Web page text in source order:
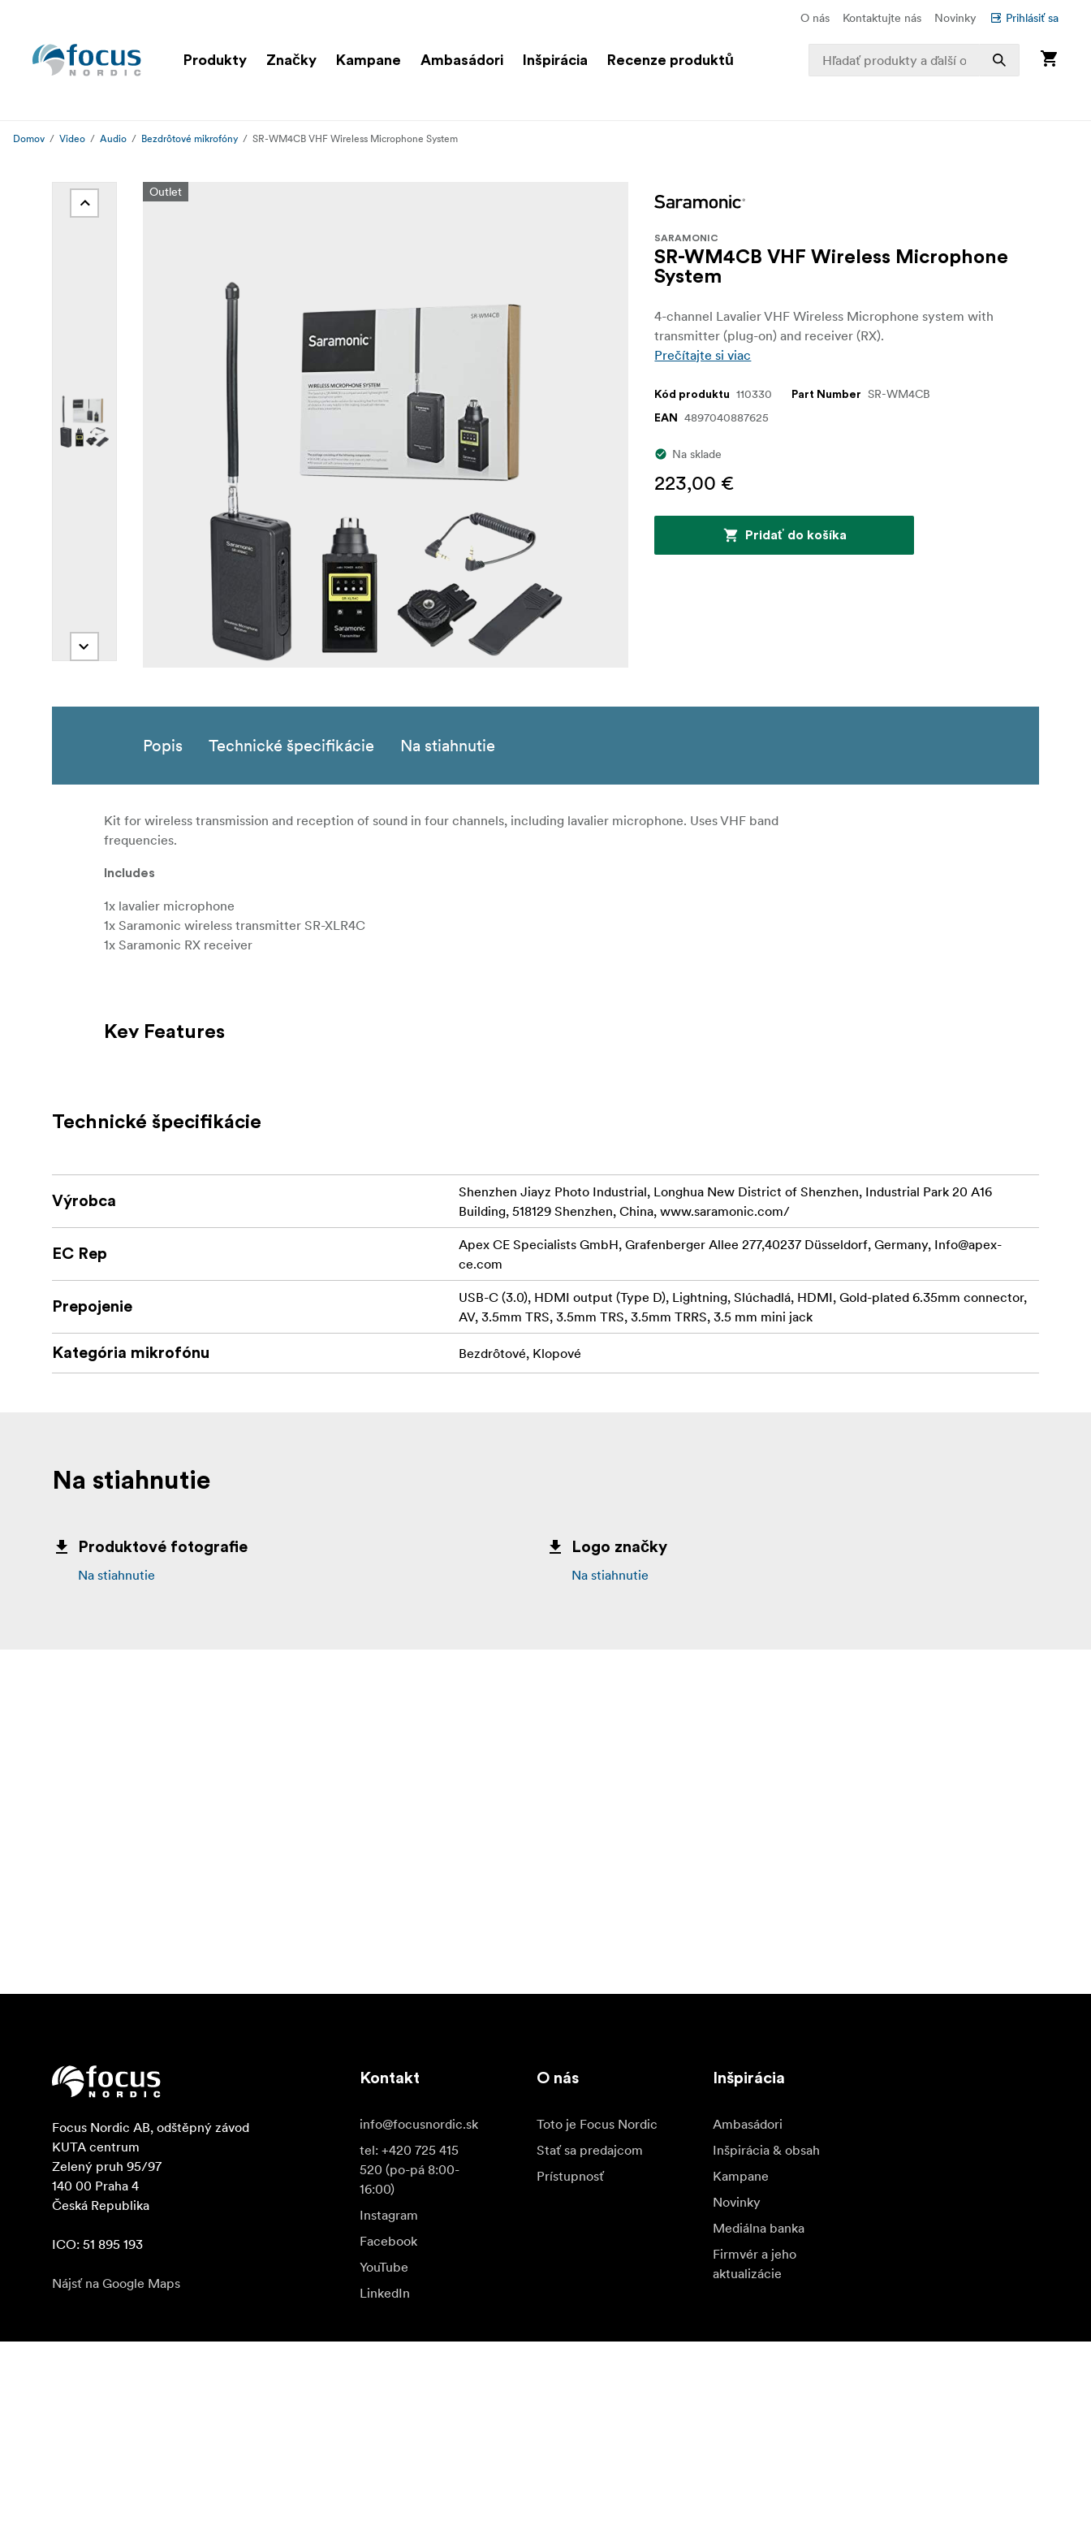
O nás Kontaktujte nás Novinky Prihlásiť sa
Produkty Značky Kampane Ambasádori Inšpirácia Recenze produktů
Domov Video Audio Bezdrôtové mikrofóny SR-WM4CB VHF Wireless Microphone System
Outlet
SARAMONIC
SR-WM4CB VHF Wireless Microphone
System
4-channel Lavalier VHF Wireless Microphone system with
transmitter (plug-on) and receiver (RX).
Prečítajte si viac
Kód produktu 110330 Part Number SR-WM4CB
EAN 4897040887625
Na sklade
223,00 €
Pridať do košíka
Popis Technické špecifikácie Na stiahnutie
Kit for wireless transmission and reception of sound in four channels, including lavalier microphone. Uses VHF band
frequencies.
Includes
1x lavalier microphone
1x Saramonic wireless transmitter SR-XLR4C
1x Saramonic RX receiver
Key Features
One mini XLR microphone input
Real-time monitor
Technické špecifikácie
Výrobca
Shenzhen Jiayz Photo Industrial, Longhua New District of Shenzhen, Industrial Park 20 A16
Building, 518129 Shenzhen, China, www.saramonic.com/
EC Rep
Apex CE Specialists GmbH, Grafenberger Allee 277,40237 Düsseldorf, Germany, Info@apex-
ce.com
Prepojenie
USB-C (3.0), HDMI output (Type D), Lightning, Slúchadlá, HDMI, Gold-plated 6.35mm connector,
AV, 3.5mm TRS, 3.5mm TRS, 3.5mm TRRS, 3.5 mm mini jack
Kategória mikrofónu Bezdrôtové, Klopové
Na stiahnutie
Produktové fotografie
Na stiahnutie
Logo značky
Na stiahnutie
Focus Nordic AB, odštěpný závod
KUTA centrum
Zelený pruh 95/97
140 00 Praha 4
Česká Republika
ICO: 51 895 193
Nájsť na Google Maps
Kontakt
info@focusnordic.sk
tel: +420 725 415
520 (po-pá 8:00-
16:00)
Instagram
Facebook
YouTube
LinkedIn
O nás
Toto je Focus Nordic
Stať sa predajcom
Prístupnosť
Inšpirácia
Ambasádori
Inšpirácia & obsah
Kampane
Novinky
Mediálna banka
Firmvér a jeho
aktualizácie